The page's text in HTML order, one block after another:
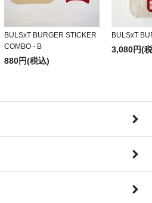
BULSxT BURGER STICKER
COMBO - B
880円(税込)
BULSxT
3,080円(